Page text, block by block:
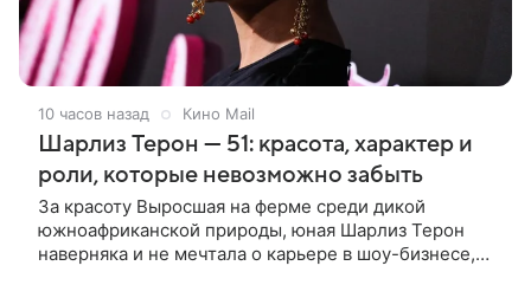
10 часов назад Кино Mail
Шарлиз Терон — 51: красота, характер и
роли, которые невозможно забыть
За красоту Выросшая на ферме среди дикой
южноафриканской природы, юная Шарлиз Терон
наверняка и не мечтала о карьере в шоу-бизнесе,